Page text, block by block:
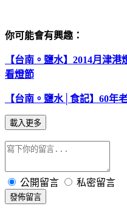
你可能會有興趣：
【台南。鹽水】2014月津
看燈節
【台南。鹽水│食記】60年
載入更多
公開留言 私密留言
發佈留言